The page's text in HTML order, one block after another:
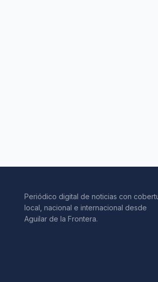
Periódico digital de noticias con
local, nacional e internacional desde
Aguilar de la Frontera.